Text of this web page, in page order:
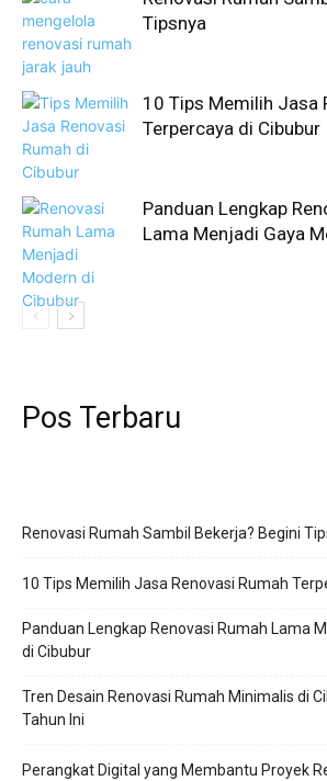
Tipsnya
10 Tips Memilih Jasa
Terpercaya di Cibubur
Panduan Lengkap
Lama Menjadi Gaya
Pos Terbaru
Renovasi Rumah Sambil Bekerja? Begini
10 Tips Memilih Jasa Renovasi Rumah
Panduan Lengkap Renovasi Rumah Lama
di Cibubur
Tren Desain Renovasi Rumah Minimalis di
Tahun Ini
Perangkat Digital yang Membantu Proyek